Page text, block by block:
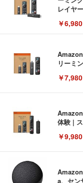
レイヤー
￥6,980
リーミ
￥7,980
体験 |
￥9,980
a、セン